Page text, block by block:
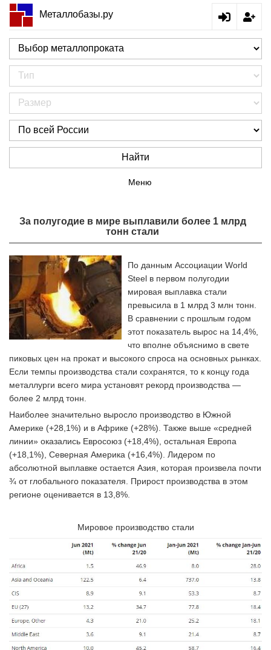
Металлобазы.ру
Найти
Меню
За полугодие в мире выплавили более 1 млрд
тонн стали
По данным Ассоциации World
Steel в первом полугодии
мировая выплавка стали
превысила в 1 млрд 3 млн тонн.
В сравнении с прошлым годом
этот показатель вырос на 14,4%,
что вполне объяснимо в свете
пиковых цен на прокат и высокого спроса на основных рынках.
Если темпы производства стали сохранятся, то к концу года
металлурги всего мира установят рекорд производства —
более 2 млрд тонн.
Наиболее значительно выросло производство в Южной
Америке (+28,1%) и в Африке (+28%). Также выше «средней
линии» оказались Евросоюз (+18,4%), остальная Европа
(+18,1%), Северная Америка (+16,4%). Лидером по
абсолютной выплавке остается Азия, которая произвела почти
¾ от глобального показателя. Прирост производства в этом
регионе оценивается в 13,8%.
Мировое производство стали